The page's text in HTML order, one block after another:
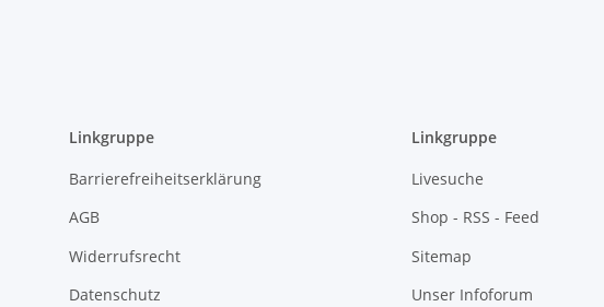
Linkgruppe
Barrierefreiheitserklärung
AGB
Widerrufsrecht
Datenschutz
Linkgruppe
Livesuche
Shop - RSS - Feed
Sitemap
Unser Infoforum